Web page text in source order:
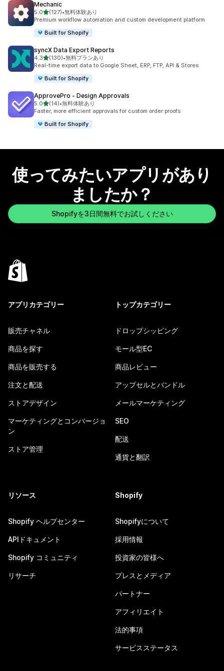
Mechanic
5.05つ星中
(127)
合計レビュー数：127件
•無料体験あり
Premium workflow automation and custom development platform
Built for Shopify
syncX Data Export Reports
4.35つ星中
(130)
合計レビュー数：130件
•無料プランあり
Real-time export data to Google Sheet, ERP, FTP, API & Stores
Built for Shopify
ApprovePro ‑ Design Approvals
5.05つ星中
(14)
合計レビュー数：14件
•無料体験あり
Faster, more efficient approvals for custom order proofs
Built for Shopify
使ってみたいアプリがあり
ましたか？
Shopifyを3日間無料でお試しください
アプリカテゴリー
販売チャネル
商品を探す
商品を販売する
注文と配送
ストアデザイン
マーケティングとコンバージョ
ン
ストア管理
トップカテゴリー
ドロップシッピング
モール型EC
商品レビュー
アップセルとバンドル
メールマーケティング
SEO
配送
通貨と翻訳
リソース
Shopify ヘルプセンター
APIドキュメント
Shopify コミュニティ
リサーチ
Shopify
Shopifyについて
採用情報
投資家の皆様へ
プレスとメディア
パートナー
アフィリエイト
法的事項
サービスステータス